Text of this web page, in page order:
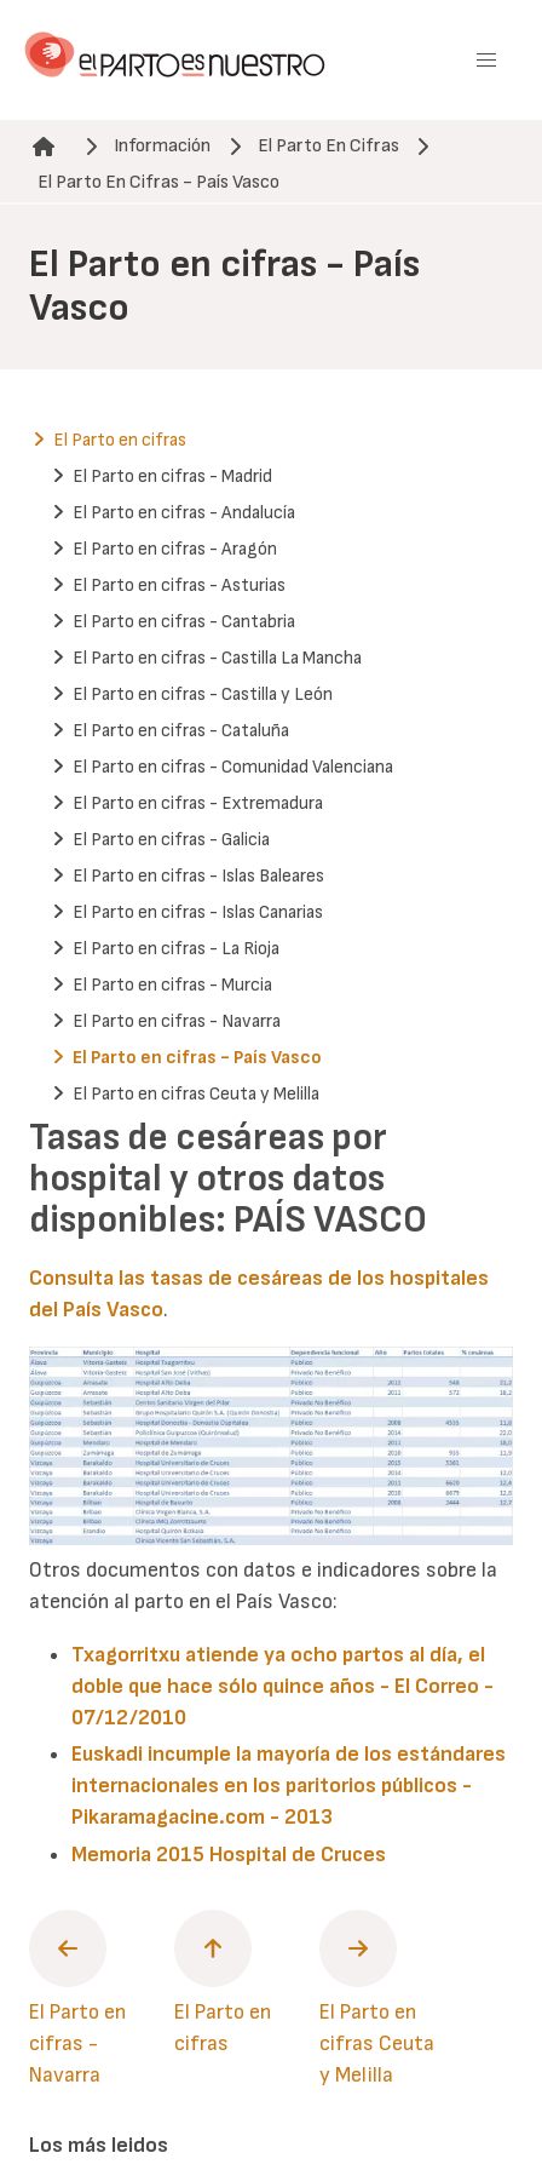
contenido
Ruta de navegación
Información
El Parto En Cifras
El Parto En Cifras - País Vasco
El Parto en cifras - País
Vasco
Tasas de cesáreas por
hospital y otros datos
disponibles: PAÍS VASCO
Consulta las tasas de cesáreas de los hospitales
del País Vasco.
Otros documentos con datos e indicadores sobre la
atención al parto en el País Vasco:
Txagorritxu atiende ya ocho partos al día, el
doble que hace sólo quince años - El Correo -
07/12/2010
Euskadi incumple la mayoría de los estándares
internacionales en los paritorios públicos -
Pikaramagacine.com - 2013
Memoria 2015 Hospital de Cruces
El Parto en
cifras -
Navarra
El Parto en
cifras
El Parto en
cifras Ceuta
y Melilla
El Parto en cifras
El Parto en cifras - Madrid
El Parto en cifras - Andalucía
El Parto en cifras - Aragón
El Parto en cifras - Asturias
El Parto en cifras - Cantabria
El Parto en cifras - Castilla La Mancha
El Parto en cifras - Castilla y León
El Parto en cifras - Cataluña
El Parto en cifras - Comunidad Valenciana
El Parto en cifras - Extremadura
El Parto en cifras - Galicia
El Parto en cifras - Islas Baleares
El Parto en cifras - Islas Canarias
El Parto en cifras - La Rioja
El Parto en cifras - Murcia
El Parto en cifras - Navarra
El Parto en cifras - País Vasco
El Parto en cifras Ceuta y Melilla
Los más leidos